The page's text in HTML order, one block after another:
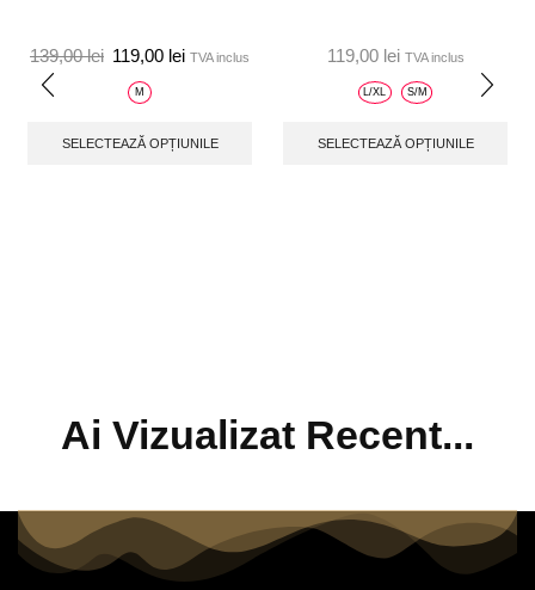
139,00lei 119,00 lei TVA inclus
M
SELECTEAZĂ OPȚIUNILE
119,00 lei TVA inclus
L/XL S/M
SELECTEAZĂ OPȚIUNILE
Ai Vizualizat Recent...